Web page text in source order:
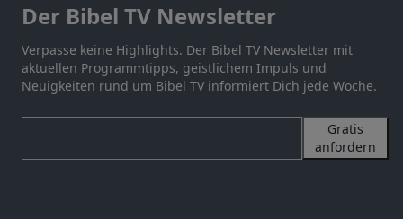
Der Bibel TV Newsletter
Verpasse keine Highlights. Der Bibel TV Newsletter mit
aktuellen Programmtipps, geistlichem Impuls und
Neuigkeiten rund um Bibel TV informiert Dich jede Woche.
Gratis
anfordern